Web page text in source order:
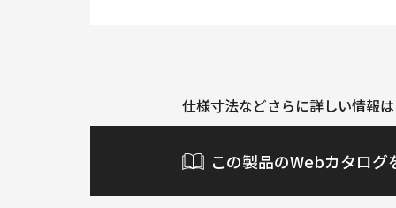
仕様寸法などさらに詳しい情報
この製品のWebカタログ